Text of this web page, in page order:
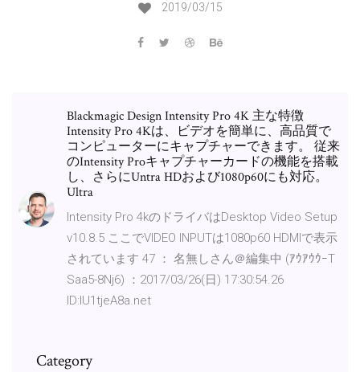
2019/03/15
Blackmagic Design Intensity Pro 4K 主な特徴
Intensity Pro 4Kは、ビデオを簡単に、高品質で
コンピューターにキャプチャーできます。 従来
のIntensity Proキャプチャーカードの機能を搭載
し、さらにUntra HDおよび1080p60にも対応。
Ultra
Intensity Pro 4kのドライバはDesktop Video Setup
v10.8.5 ここでVIDEO INPUTは1080p60 HDMIで表示
されています 47 ： 名無しさん＠編集中 (ｱｳｱｳｳｰT
Saa5-8Nj6) ：2017/03/26(日) 17:30:54.26
ID:IU1tjeA8a.net
Category